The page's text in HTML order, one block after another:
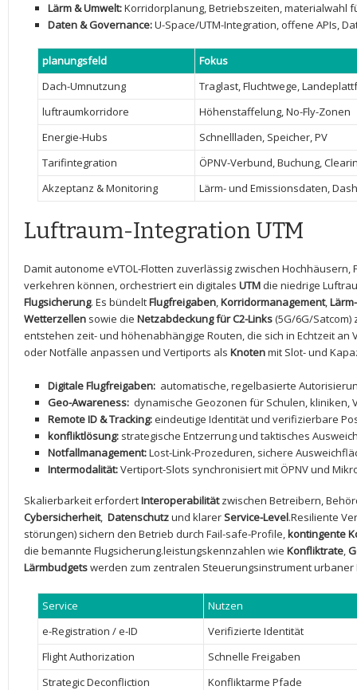
Lärm & Umwelt:⁤Korridorplanung, Betriebszeiten, materialwahl
Daten & Governance:⁣U-Space/UTM-Integration, offene APIs,
planungsfeld
Fokus
Dach-Umnutzung
Traglast, Fluchtwege,
luftraumkorridore
Höhenstaffelung, No-Fly-Zonen
Energie-Hubs
Schnellladen, Speicher, PV
Tarifintegration
ÖPNV-Verbund, Buchung,
Akzeptanz ‌& Monitoring
Lärm- und Emissionsdaten,
Luftraum-Integration UTM
Damit autonome eVTOL-Flotten ‍zuverlässig zwischen
verkehren⁣ können, ⁤orchestriert ein digitales‌ UTM die niedrige​
Flugsicherung. Es bündeltFlugfreigaben,Korridormanagement,
Wetterzellen sowie die Netzabdeckung für C2-Links(5G/6G/Satcom)
entstehen zeit- und höhenabhängige Routen, die‌ sich in Echtzeit
oder Notfälle anpassen und Vertiports als Knotenmit Slot- und
Digitale Flugfreigaben:
automatische, regelbasierte⁤
Geo-Awareness: dynamische Geozonen für​ Schulen,
Remote⁢ ID & Tracking:eindeutige Identität und verifizierbare
konfliktlösung: strategische Entzerrung und taktisches
Notfallmanagement:Lost-Link-Prozeduren, sichere
Intermodalität:Vertiport-Slots synchronisiert mit ÖPNV und
Skalierbarkeit erfordertInteroperabilitätzwischen ⁤Betreibern,
Cybersicherheit, ⁤ Datenschutzund⁢ klarerService-Level.Resiliente
störungen) sichern den ‍Betrieb durch Fail-safe-Profile,⁤kontingente
die bemannte Flugsicherung.leistungskennzahlen ⁤wie Konfliktrate,
Lärmbudgetswerden zum​ zentralen ⁤Steuerungsinstrument urbaner
Service
Nutzen
e-Registration / e-ID
Verifizierte Identität
Flight ‍Authorization
Schnelle Freigaben
Strategic ⁢Deconfliction
Konfliktarme Pfade